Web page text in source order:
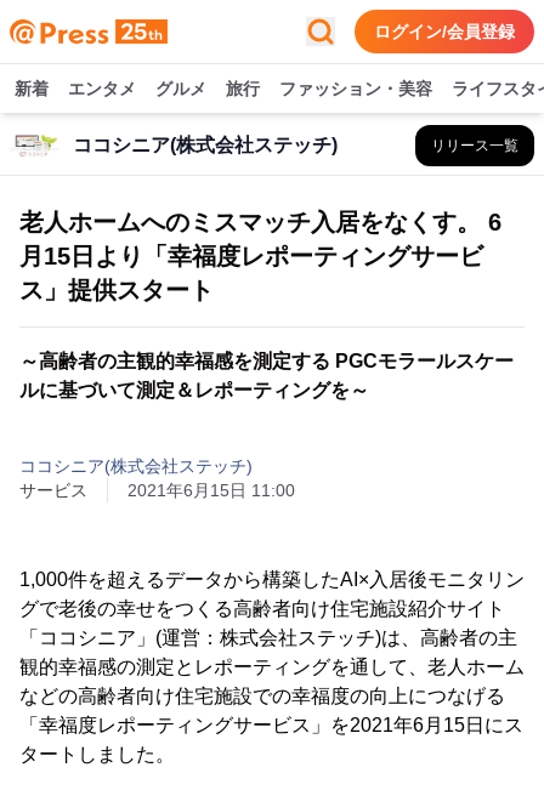
ログイン/会員登録
新着 エンタメ グルメ 旅行 ファッション・美容 ライフスタ
ココシニア(株式会社ステッチ) リリース一覧
老人ホームへのミスマッチ入居をなくす。 6
月15日より「幸福度レポーティングサービ
ス」提供スタート
～高齢者の主観的幸福感を測定する PGCモラールスケー
ルに基づいて測定＆レポーティングを～
ココシニア(株式会社ステッチ)
サービス
2021年6月15日 11:00
1,000件を超えるデータから構築したAI×入居後モニタリン
グで老後の幸せをつくる高齢者向け住宅施設紹介サイト
「ココシニア」(運営：株式会社ステッチ)は、高齢者の主
観的幸福感の測定とレポーティングを通して、老人ホーム
などの高齢者向け住宅施設での幸福度の向上につなげる
「幸福度レポーティングサービス」を2021年6月15日にス
タートしました。